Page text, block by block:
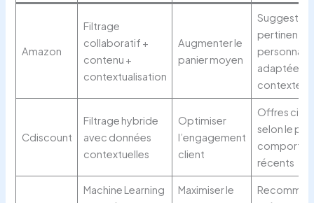
Amazon
Filtrage
collaboratif +
contenu +
contextualisation
Augmenter le
panier moyen
adaptées
contexte
Cdiscount
Filtrage hybride
avec données
contextuelles
Optimiser
l’engagement
client
Offres
selon le
récents
Machine Learning
Maximiser le